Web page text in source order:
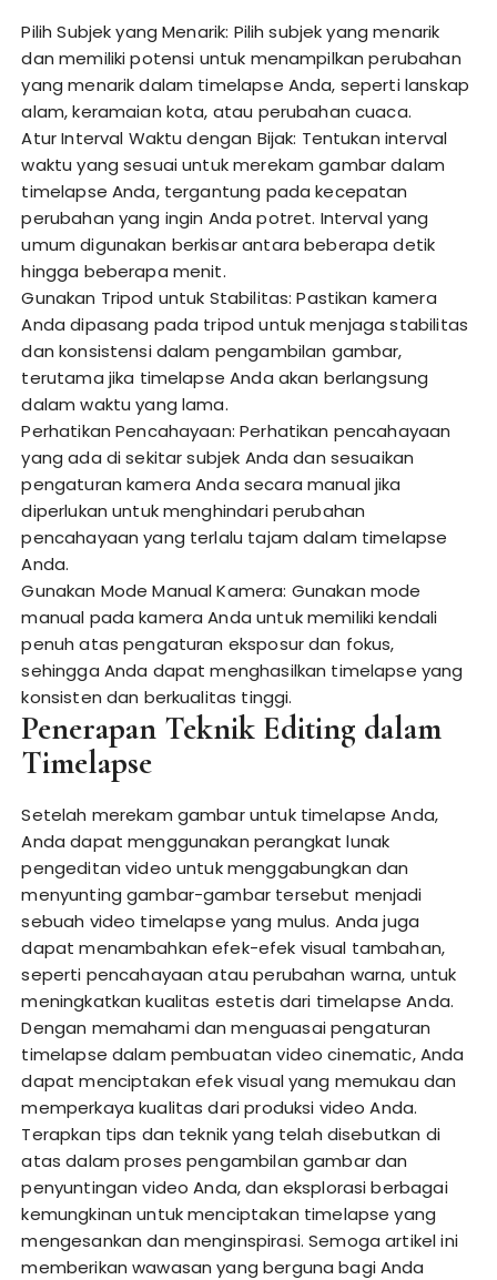
Pilih Subjek yang Menarik: Pilih subjek yang menarik
dan memiliki potensi untuk menampilkan perubahan
yang menarik dalam timelapse Anda, seperti lanskap
alam, keramaian kota, atau perubahan cuaca.
Atur Interval Waktu dengan Bijak: Tentukan interval
waktu yang sesuai untuk merekam gambar dalam
timelapse Anda, tergantung pada kecepatan
perubahan yang ingin Anda potret. Interval yang
umum digunakan berkisar antara beberapa detik
hingga beberapa menit.
Gunakan Tripod untuk Stabilitas: Pastikan kamera
Anda dipasang pada tripod untuk menjaga stabilitas
dan konsistensi dalam pengambilan gambar,
terutama jika timelapse Anda akan berlangsung
dalam waktu yang lama.
Perhatikan Pencahayaan: Perhatikan pencahayaan
yang ada di sekitar subjek Anda dan sesuaikan
pengaturan kamera Anda secara manual jika
diperlukan untuk menghindari perubahan
pencahayaan yang terlalu tajam dalam timelapse
Anda.
Gunakan Mode Manual Kamera: Gunakan mode
manual pada kamera Anda untuk memiliki kendali
penuh atas pengaturan eksposur dan fokus,
sehingga Anda dapat menghasilkan timelapse yang
konsisten dan berkualitas tinggi.
Penerapan Teknik Editing dalam
Timelapse
Setelah merekam gambar untuk timelapse Anda,
Anda dapat menggunakan perangkat lunak
pengeditan video untuk menggabungkan dan
menyunting gambar-gambar tersebut menjadi
sebuah video timelapse yang mulus. Anda juga
dapat menambahkan efek-efek visual tambahan,
seperti pencahayaan atau perubahan warna, untuk
meningkatkan kualitas estetis dari timelapse Anda.
Dengan memahami dan menguasai pengaturan
timelapse dalam pembuatan video cinematic, Anda
dapat menciptakan efek visual yang memukau dan
memperkaya kualitas dari produksi video Anda.
Terapkan tips dan teknik yang telah disebutkan di
atas dalam proses pengambilan gambar dan
penyuntingan video Anda, dan eksplorasi berbagai
kemungkinan untuk menciptakan timelapse yang
mengesankan dan menginspirasi. Semoga artikel ini
memberikan wawasan yang berguna bagi Anda